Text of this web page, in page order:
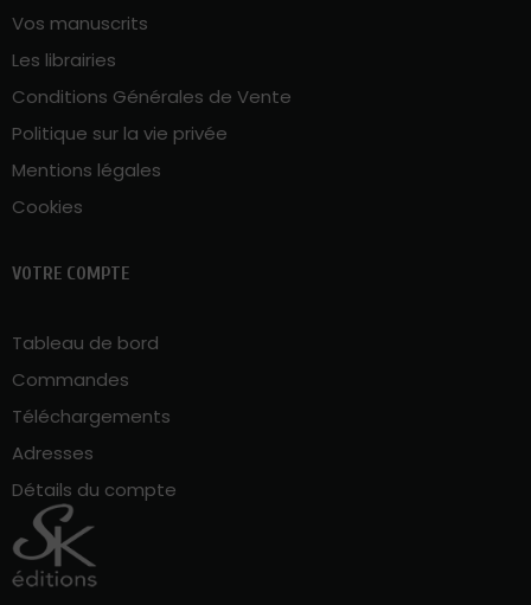
Vos manuscrits
Les librairies
Conditions Générales de Vente
Politique sur la vie privée
Mentions légales
Cookies
VOTRE COMPTE
Tableau de bord
Commandes
Téléchargements
Adresses
Détails du compte